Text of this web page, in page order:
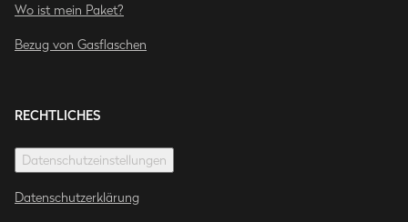
Wo ist mein Paket?
Bezug von Gasflaschen
RECHTLICHES
Datenschutzeinstellungen
Datenschutzerklärung